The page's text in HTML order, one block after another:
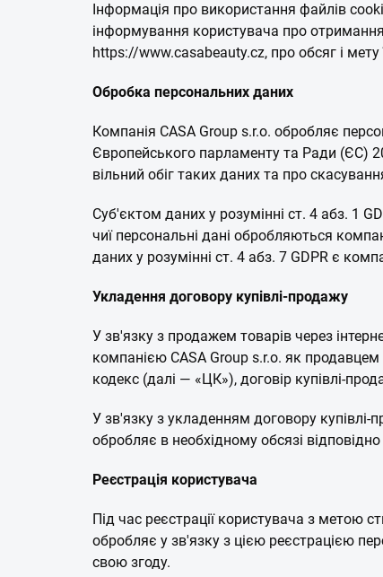
Інформація про використання файлів
інформування користувача про
https://www.casabeauty.cz, про обсяг і
Обробка персональних даних
Компанія CASA Group s.r.o. обробляє
Європейського парламенту та Ради (ЄС)
вільний обіг таких даних та про
Суб'єктом даних у розумінні ст. 4 абз. 1
чиї персональні дані обробляються
даних у розумінні ст. 4 абз. 7 GDPR є
Укладення договору купівлі-продажу
У зв'язку з продажем товарів через
компанією CASA Group s.r.o. як
кодекс (далі — «ЦК»), договір купівлі-
У зв'язку з укладенням договору
обробляє в необхідному обсязі
Реєстрація користувача
Під час реєстрації користувача з метою
обробляє у зв'язку з цією реєстрацією
свою згоду.